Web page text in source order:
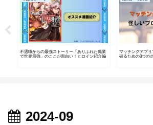
不遇職からの最強ストーリー「ありふれた職業
で世界最強」のここが面白い！ヒロイン紹介編
マッチングアプリ
破るための3つの
2024-09